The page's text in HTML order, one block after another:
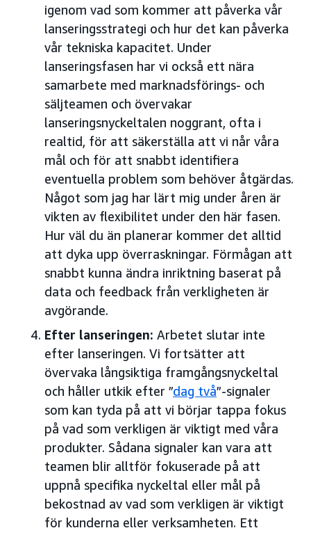
igenom vad som kommer att påverka vår
lanseringsstrategi och hur det kan påverka
vår tekniska kapacitet. Under
lanseringsfasen har vi också ett nära
samarbete med marknadsförings- och
säljteamen och övervakar
lanseringsnyckeltalen noggrant, ofta i
realtid, för att säkerställa att vi når våra
mål och för att snabbt identifiera
eventuella problem som behöver åtgärdas.
Något som jag har lärt mig under åren är
vikten av flexibilitet under den här fasen.
Hur väl du än planerar kommer det alltid
att dyka upp överraskningar. Förmågan att
snabbt kunna ändra inriktning baserat på
data och feedback från verkligheten är
avgörande.
Efter lanseringen: Arbetet slutar inte
efter lanseringen. Vi fortsätter att
övervaka långsiktiga framgångsnyckeltal
och håller utkik efter ”dag två”-signaler
som kan tyda på att vi börjar tappa fokus
på vad som verkligen är viktigt med våra
produkter. Sådana signaler kan vara att
teamen blir alltför fokuserade på att
uppnå specifika nyckeltal eller mål på
bekostnad av vad som verkligen är viktigt
för kunderna eller verksamheten. Ett